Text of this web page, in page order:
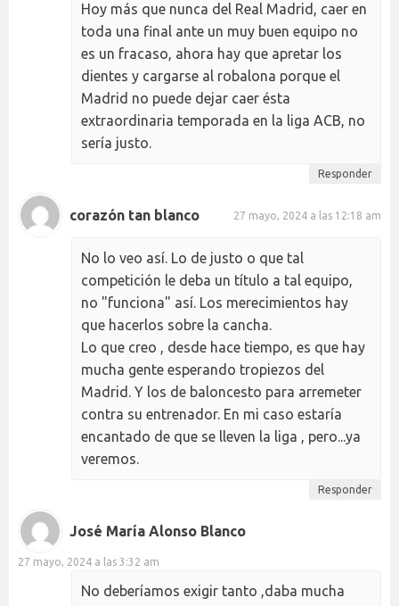
Hoy más que nunca del Real Madrid, caer en
toda una final ante un muy buen equipo no
es un fracaso, ahora hay que apretar los
dientes y cargarse al robalona porque el
Madrid no puede dejar caer ésta
extraordinaria temporada en la liga ACB, no
sería justo.
Responder
corazón tan blanco 27 mayo, 2024 a las 12:18 am
No lo veo así. Lo de justo o que tal
competición le deba un título a tal equipo,
no "funciona" así. Los merecimientos hay
que hacerlos sobre la cancha.
Lo que creo , desde hace tiempo, es que hay
mucha gente esperando tropiezos del
Madrid. Y los de baloncesto para arremeter
contra su entrenador. En mi caso estaría
encantado de que se lleven la liga , pero...ya
veremos.
Responder
José María Alonso Blanco
27 mayo, 2024 a las 3:32 am
No deberíamos exigir tanto ,daba mucha